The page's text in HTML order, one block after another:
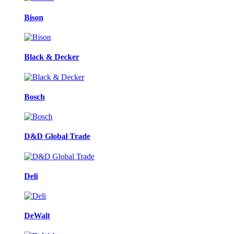
Bison
Black & Decker
Bosch
D&D Global Trade
Deli
DeWalt